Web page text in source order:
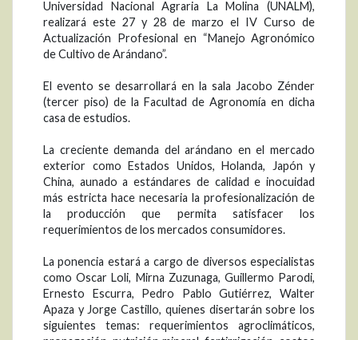
Universidad Nacional Agraria La Molina (UNALM),
realizará este 27 y 28 de marzo el IV Curso de
Actualización Profesional en “Manejo Agronómico
de Cultivo de Arándano”.
El evento se desarrollará en la sala Jacobo Zénder
(tercer piso) de la Facultad de Agronomía en dicha
casa de estudios.
La creciente demanda del arándano en el mercado
exterior como Estados Unidos, Holanda, Japón y
China, aunado a estándares de calidad e inocuidad
más estricta hace necesaria la profesionalización de
la producción que permita satisfacer los
requerimientos de los mercados consumidores.
La ponencia estará a cargo de diversos especialistas
como Oscar Loli, Mirna Zuzunaga, Guillermo Parodi,
Ernesto Escurra, Pedro Pablo Gutiérrez, Walter
Apaza y Jorge Castillo, quienes disertarán sobre los
siguientes temas: requerimientos agroclimáticos,